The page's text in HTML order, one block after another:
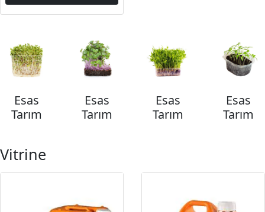
Esas
Tarım
Esas
Tarım
Esas
Tarım
Esas
Tarım
Vitrine